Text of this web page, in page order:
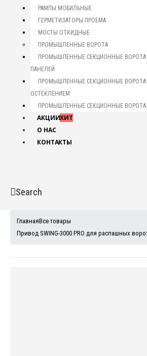
РАМПЫ МОБИЛЬНЫЕ
ГЕРМЕТИЗАТОРЫ ПРОЕМА
МОСТЫ ОТКИДНЫЕ
ПРОМЫШЛЕННЫЕ ВОРОТА
ПРОМЫШЛЕННЫЕ СЕКЦИОННЫЕ ВОРОТА
ПАНЕЛЕЙ
ПРОМЫШЛЕННЫЕ СЕКЦИОННЫЕ
ОСТЕКЛЕНИЕМ
ПРОМЫШЛЕННЫЕ СЕКЦИОННЫЕ ВОРОТА
АКЦИИХИТ
О НАС
КОНТАКТЫ
Search
ГлавнаяВсе товары
Привод SWING-3000 PRO для распашных